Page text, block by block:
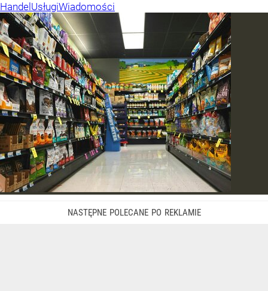
Handel UsługiWiadomości